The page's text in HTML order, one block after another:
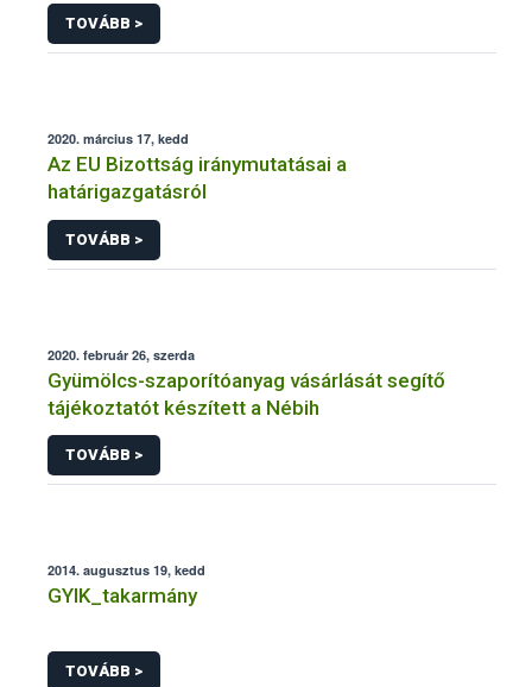
TOVÁBB >
2020. március 17, kedd
Az EU Bizottság iránymutatásai a
határigazgatásról
TOVÁBB >
2020. február 26, szerda
Gyümölcs-szaporítóanyag vásárlását segítő
tájékoztatót készített a Nébih
TOVÁBB >
2014. augusztus 19, kedd
GYIK_takarmány
TOVÁBB >